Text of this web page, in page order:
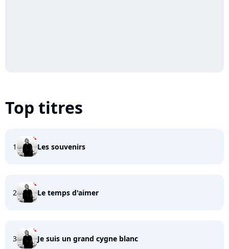
Top titres
1 Les souvenirs
2 Le temps d'aimer
3 Je suis un grand cygne blanc